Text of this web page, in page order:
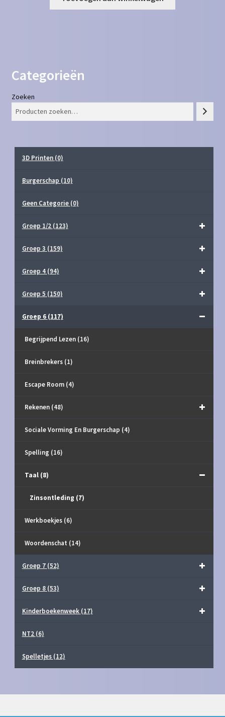
Categorieën
Zoeken
3D Printen (0)
Burgerschap (10)
Geen Categorie (0)
Groep 1/2 (123)
Groep 3 (159)
Groep 4 (94)
Groep 5 (150)
Groep 6 (117)
Begrijpend Lezen (16)
Breinbrekers (1)
Escape Room (4)
Rekenen (48)
Sociale Vorming En Burgerschap (4)
Spelling (16)
Taal (8)
Zinsontleding (7)
Werkboekjes (6)
Woordenschat (14)
Groep 7 (52)
Groep 8 (53)
Kinderboekenweek (17)
NT2 (6)
Spelletjes (12)